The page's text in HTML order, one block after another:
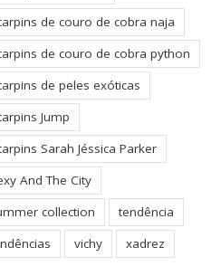
de couro de cobra naja
de couro de cobra python
de peles exóticas
Jump
Sarah Jéssica Parker
And The City
collection
tendência
vichy xadrez